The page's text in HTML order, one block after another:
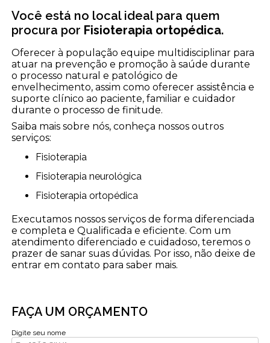
Você está no local ideal para quem
procura por Fisioterapia ortopédica.
Oferecer à população equipe multidisciplinar para
atuar na prevenção e promoção à saúde durante
o processo natural e patológico de
envelhecimento, assim como oferecer assistência e
suporte clínico ao paciente, familiar e cuidador
durante o processo de finitude.
Saiba mais sobre nós, conheça nossos outros
serviços:
Fisioterapia
Fisioterapia neurológica
Fisioterapia ortopédica
Executamos nossos serviços de forma diferenciada
e completa e Qualificada e eficiente. Com um
atendimento diferenciado e cuidadoso, teremos o
prazer de sanar suas dúvidas. Por isso, não deixe de
entrar em contato para saber mais.
FAÇA UM ORÇAMENTO
Digite seu nome